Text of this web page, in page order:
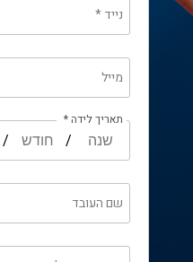
נייד*
מייל
/ /
תאריך לידה *
שם העובד